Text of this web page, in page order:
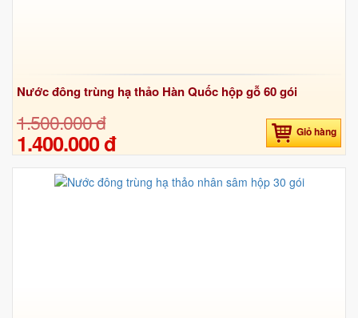
Nước đông trùng hạ thảo Hàn Quốc hộp gỗ 60 gói
1.500.000 đ
1.400.000 đ Giỏ hàng